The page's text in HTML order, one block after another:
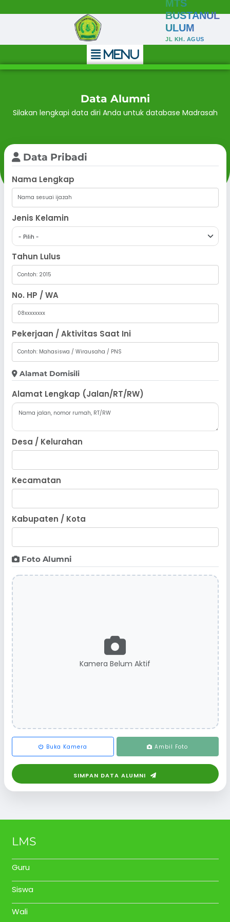
MTS
BUSTANUL
ULUM
JL KH. AGUS
MENU
Data Alumni
Silakan lengkapi data diri Anda untuk database Madrasah
Data Pribadi
Nama Lengkap
Jenis Kelamin
Tahun Lulus
No. HP / WA
Pekerjaan / Aktivitas Saat Ini
Alamat Domisili
Alamat Lengkap (Jalan/RT/RW)
Desa / Kelurahan
Kecamatan
Kabupaten / Kota
Foto Alumni
Kamera Belum Aktif
Buka Kamera Ambil Foto
SIMPAN DATA ALUMNI
LMS
Guru
Siswa
Wali